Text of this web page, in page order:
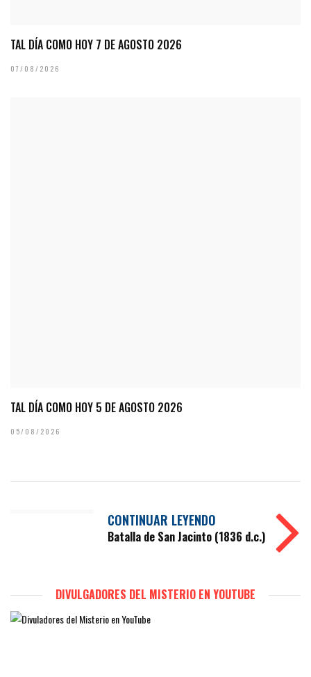
TAL DÍA COMO HOY 7 DE AGOSTO 2026
07/08/2026
TAL DÍA COMO HOY 5 DE AGOSTO 2026
05/08/2026
CONTINUAR LEYENDO
Batalla de San Jacinto (1836 d.c.)
DIVULGADORES DEL MISTERIO EN YOUTUBE